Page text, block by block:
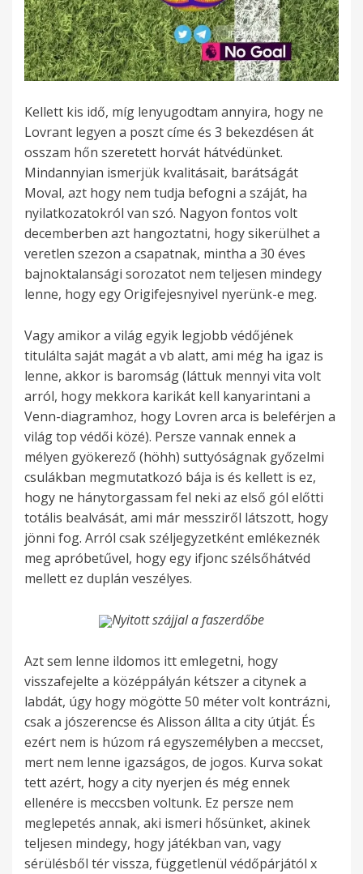
Kellett kis idő, míg lenyugodtam annyira, hogy ne
Lovrant legyen a poszt címe és 3 bekezdésen át
osszam hőn szeretett horvát hátvédünket.
Mindannyian ismerjük kvalitásait, barátságát
Moval, azt hogy nem tudja befogni a száját, ha
nyilatkozatokról van szó. Nagyon fontos volt
decemberben azt hangoztatni, hogy sikerülhet a
veretlen szezon a csapatnak, mintha a 30 éves
bajnoktalansági sorozatot nem teljesen mindegy
lenne, hogy egy Origifejesnyivel nyerünk-e meg.
Vagy amikor a világ egyik legjobb védőjének
titulálta saját magát a vb alatt, ami még ha igaz is
lenne, akkor is baromság (láttuk mennyi vita volt
arról, hogy mekkora karikát kell kanyarintani a
Venn-diagramhoz, hogy Lovren arca is beleférjen a
világ top védői közé). Persze vannak ennek a
mélyen gyökerező (höhh) suttyóságnak győzelmi
csulákban megmutatkozó bája is és kellett is ez,
hogy ne hánytorgassam fel neki az első gól előtti
totális bealvását, ami már messziről látszott, hogy
jönni fog. Arról csak széljegyzetként emlékeznék
meg apróbetűvel, hogy egy ifjonc szélsőhátvéd
mellett ez duplán veszélyes.
Nyitott szájjal a faszerdőbe
Azt sem lenne ildomos itt emlegetni, hogy
visszafejelte a középpályán kétszer a citynek a
labdát, úgy hogy mögötte 50 méter volt kontrázni,
csak a jószerencse és Alisson állta a city útját. És
ezért nem is húzom rá egyszemélyben a meccset,
mert nem lenne igazságos, de jogos. Kurva sokat
tett azért, hogy a city nyerjen és még ennek
ellenére is meccsben voltunk. Ez persze nem
meglepetés annak, aki ismeri hősünket, akinek
teljesen mindegy, hogy játékban van, vagy
sérülésből tér vissza, függetlenül védőpárjától x